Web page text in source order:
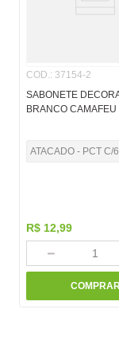
COD.: 37154-2
SABONETE
BRANCO CAMAFEU
ATACADO - PCT C/6
R$ 12,99
－